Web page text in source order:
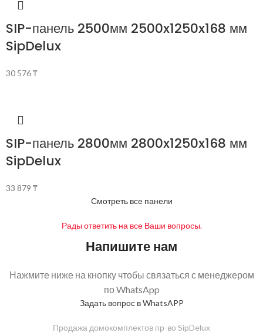
SIP-панель 2500мм 2500x1250x168 мм
SipDelux
30 576₸
SIP-панель 2800мм 2800x1250x168 мм
SipDelux
33 879 ₸
Смотреть все панели
Рады ответить на все Ваши вопросы.
Напишите нам
Нажмите ниже на кнопку чтобы связаться с менеджером
по WhatsApp
Задать вопрос в WhatsAPP
Продажа домокомплектов пр-во SipDelux